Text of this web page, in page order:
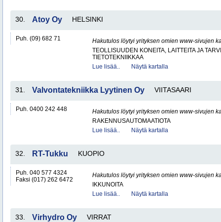
30. Atoy Oy HELSINKI
Puh. (09) 682 71
Hakutulos löytyi yrityksen omien www-sivujen
TEOLLISUUDEN KONEITA, LAITTEITA JA
TIETOTEKNIIKKAA
Lue lisää..
Näytä kartalla
31. Valvontatekniikka Lyytinen Oy VIITASAARI
Puh. 0400 242 448
Hakutulos löytyi yrityksen omien www-sivujen
RAKENNUSAUTOMAATIOTA
Lue lisää..
Näytä kartalla
32. RT-Tukku KUOPIO
Puh. 040 577 4324
Faksi (017) 262 6472
Hakutulos löytyi yrityksen omien www-sivujen
IKKUNOITA
Lue lisää..
Näytä kartalla
33. Virhydro Oy VIRRAT